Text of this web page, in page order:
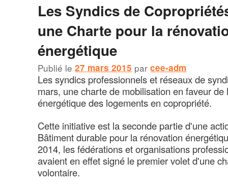
Les Syndics de
une Charte pour la
énergétique
Publié le27 mars 2015 parcee-adm
Les syndics professionnels et réseaux de
mars, une charte de mobilisation en faveur de
énergétique des logements en copropriété.
Cette initiative est la seconde partie d'une
Bâtiment durable pour la rénovation
2014, les fédérations et organisations
avaient en effet signé le premier volet d'une
volontaire.